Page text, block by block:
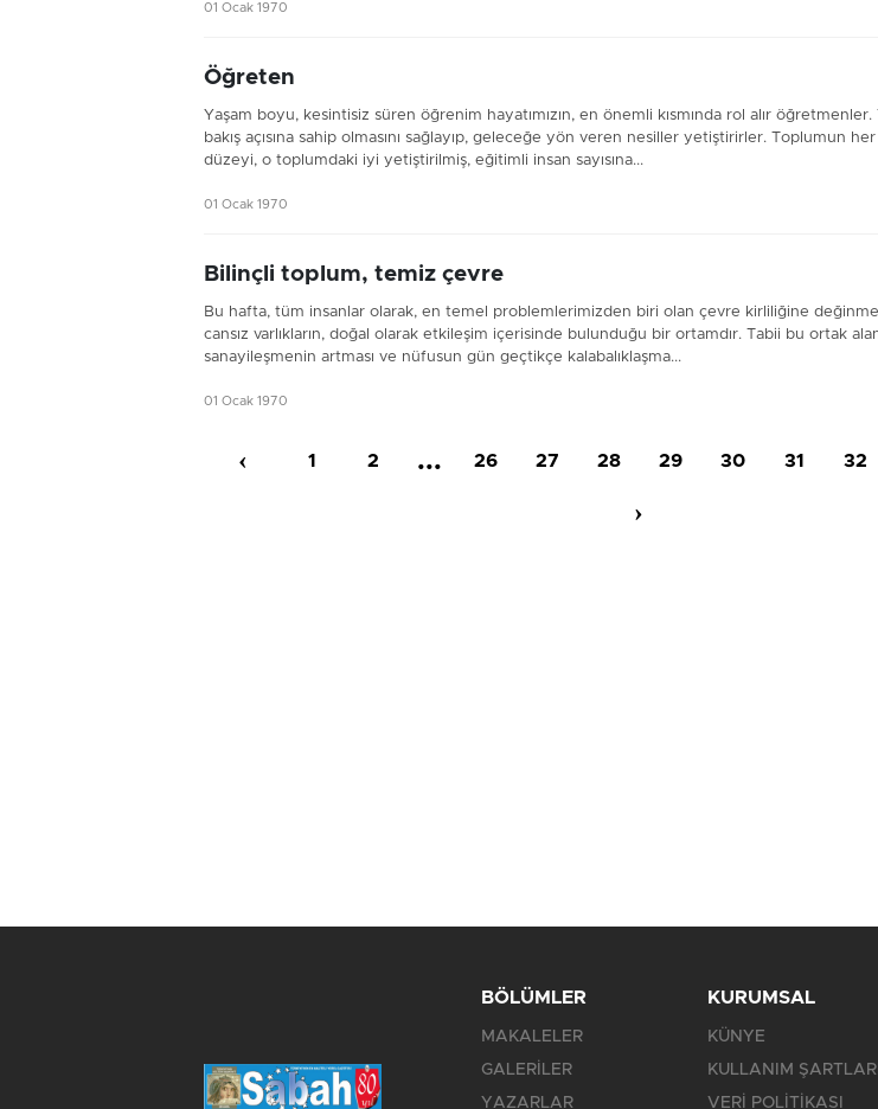
01 Ocak 1970
Öğreten
Yaşam boyu, kesintisiz süren öğrenim hayatımızın, en önemli kısmında rol alır
bakış açısına sahip olmasını sağlayıp, geleceğe yön veren nesiller yetiştirirler. Toplumun
düzeyi, o toplumdaki iyi yetiştirilmiş, eğitimli insan sayısına...
01 Ocak 1970
Bilinçli toplum, temiz çevre
Bu hafta, tüm insanlar olarak, en temel problemlerimizden biri olan çevre kirliliğine
cansız varlıkların, doğal olarak etkileşim içerisinde bulunduğu bir ortamdır. Tabii bu ortak
sanayileşmenin artması ve nüfusun gün geçtikçe kalabalıklaşma...
01 Ocak 1970
‹ 1 2 ... 26 27 28 29 30 31 32
›
BÖLÜMLER
MAKALELER
GALERİLER
YAZARLAR
KURUMSAL
KÜNYE
KULLANIM ŞARTLARI
VERİ POLİTİKASI